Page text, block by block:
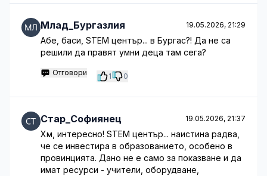
Млад_Бургазлия 19.05.2026, 21:29
Абе, баси, STEM център... в Бургас?! Да не са
решили да правят умни деца там сега?
Отговори 1 0
Стар_Софиянец 19.05.2026, 21:37
Хм, интересно! STEM център... наистина радва,
че се инвестира в образованието, особено в
провинцията. Дано не е само за показване и да
имат ресурси - учители, оборудване,